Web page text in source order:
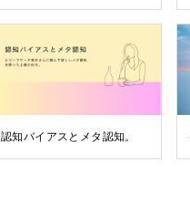
認知バイアスとメタ認知。